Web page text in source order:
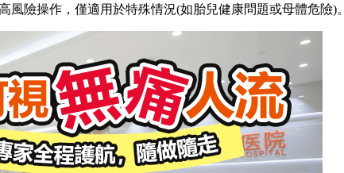
風險操作，僅適用於特殊情況(如胎兒健康問題或母體危險)。